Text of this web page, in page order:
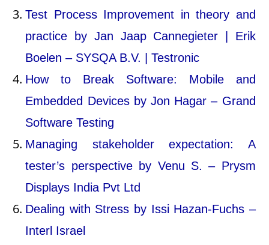
Test Process Improvement in theory and
practice by Jan Jaap Cannegieter | Erik
Boelen – SYSQA B.V. | Testronic
How to Break Software: Mobile and
Embedded Devices by Jon Hagar – Grand
Software Testing
Managing stakeholder expectation: A
tester’s perspective by Venu S. – Prysm
Displays India Pvt Ltd
Dealing with Stress by Issi Hazan-Fuchs –
Interl Israel